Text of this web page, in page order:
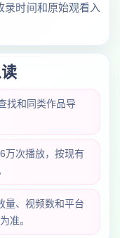
录时间和原始观看入
找和同类作品导
万次播放，按现有
量、视频数和平台
准。